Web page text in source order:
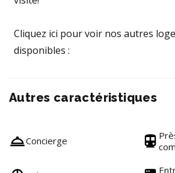
Cliquez ici pour voir nos autres
disponibles :
Autres caractéristiques
Concierge